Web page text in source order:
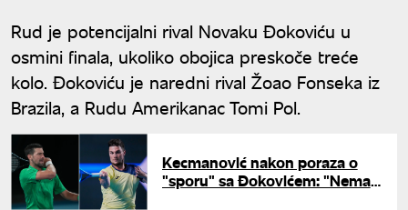
Rud je potencijalni rival Novaku Đokoviću u
osmini finala, ukoliko obojica preskoče treće
kolo. Đokoviću je naredni rival Žoao Fonseka iz
Brazila, a Rudu Amerikanac Tomi Pol.
Kecmanović nakon poraza o
"sporu" sa Đokovićem: "Nema